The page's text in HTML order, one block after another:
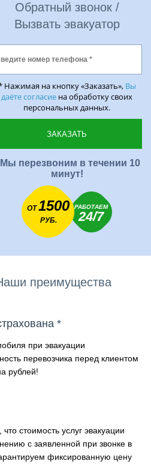
Обратный звонок /
Вызвать эвакуатор
Нажимая на кнопку «Заказать», Вы
даёте согласие на обработку своих
персональных данных.
перезвоним в течении 10
минут!
ОТ1500
РУБ.
РАБОТАЕМ
24/7
преимущества
*
при эвакуации
перевозчика перед клиентом
рублей!
стоимость услуг эвакуации
с заявленной при звонке в
фиксированную цену